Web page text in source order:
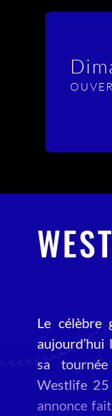
Le célèbre
sa
Westlife
annonce